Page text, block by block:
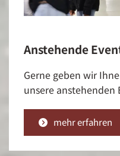
Anstehende
Gerne geben wir
unsere anstehenden
mehr erfahren